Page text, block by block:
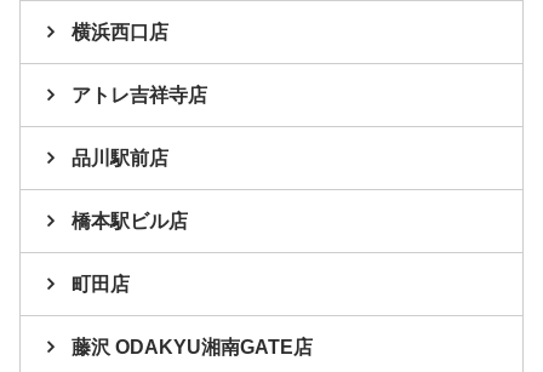
横浜西口店
アトレ吉祥寺店
品川駅前店
橋本駅ビル店
町田店
藤沢 ODAKYU湘南GATE店